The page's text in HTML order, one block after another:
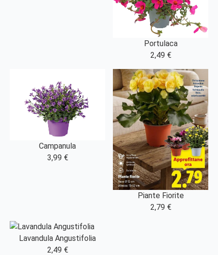
Portulaca
2,49 €
Campanula
3,99 €
Piante Fiorite
2,79 €
Lavandula Angustifolia
2,49 €